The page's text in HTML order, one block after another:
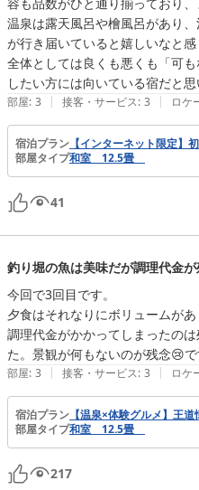
温泉は露天風呂や檜風呂があり
が行き届いていると嬉しいなと
全体としては良くも悪くも「可
したい方には向いている宿だと思
部屋: 3 | 接客・サービス: 3 | ロケ
宿泊プラン 【インターネット限定】
部屋タイプ和室 12.5畳
41
釣り堀の魚は美味だが調理代金
今回で3回目です。
夕食はそれなりにボリュームが
調理代金がかかってしまったの
部屋: 3 | 接客・サービス: 3 | ロケ
宿泊プラン 【温泉×体験グルメ】王
部屋タイプ和室 12.5畳
217